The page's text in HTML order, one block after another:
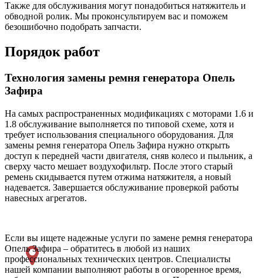
Также для обслуживания могут понадобиться натяжитель и
обводной ролик. Мы проконсультируем вас и поможем
безошибочно подобрать запчасти.
Порядок работ
Технология замены ремня генератора Опель
Зафира
На самых распространенных модификациях с моторами 1.6 и
1.8 обслуживание выполняется по типовой схеме, хотя и
требует использования специального оборудования. Для
замены ремня генератора Опель Зафира нужно открыть
доступ к передней части двигателя, сняв колесо и пыльник, а
сверху часто мешает воздухофильтр. После этого старый
ремень скидывается путем отжима натяжителя, а новый
надевается. Завершается обслуживание проверкой работы
навесных агрегатов.
Если вы ищете надежные услуги по замене ремня генератора
Опель Зафира – обратитесь в любой из наших
профессиональных технических центров. Специалисты
нашей компании выполняют работы в оговоренное время,